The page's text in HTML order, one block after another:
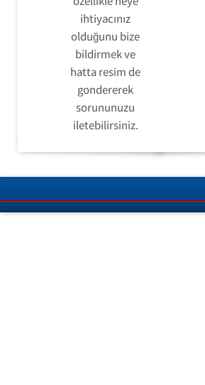
ihtiyacınız
olduğunu bize
bildirmek ve
hatta resim de
gondererek
sorununuzu
iletebilirsiniz.